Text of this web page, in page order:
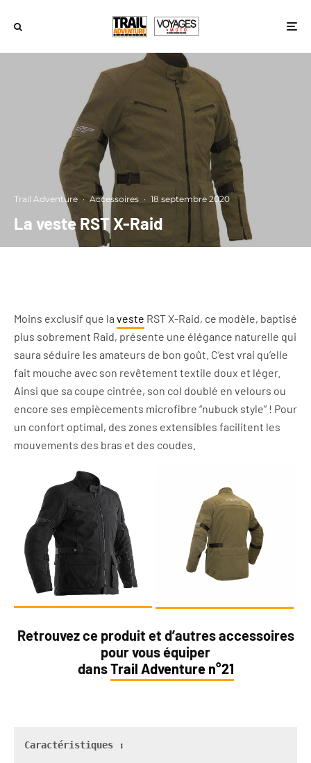
Trail Adventure · Accessoires · 18 septembre 2020
La veste RST X-Raid
Moins exclusif que la veste RST X-Raid, ce modèle, baptisé
plus sobrement Raid, présente une élégance naturelle qui
saura séduire les amateurs de bon goût. C’est vrai qu’elle
fait mouche avec son revêtement textile doux et léger.
Ainsi que sa coupe cintrée, son col doublé en velours ou
encore ses empiècements microfibre “nubuck style” ! Pour
un confort optimal, des zones extensibles facilitent les
mouvements des bras et des coudes.
Retrouvez ce produit et d’autres accessoires
pour vous équiper
dansTrail Adventure n°21
Caractéristiques :